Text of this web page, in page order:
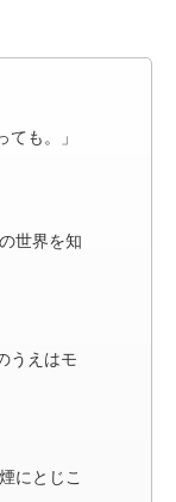
ても。」
世界を知
うえはモ
にとじこ